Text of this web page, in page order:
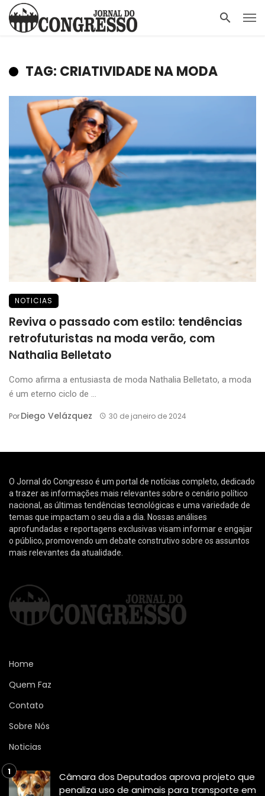
TAG: CRIATIVIDADE NA MODA
NOTICIAS
Reviva o passado com estilo: tendências
retrofuturistas na moda verão, com
Nathalia Belletato
Como afirma a entusiasta de moda Nathalia Belletato, a moda
é um eterno ciclo de ...
PorDiego Velázquez 30 de janeiro de 2024
O Jornal do Congresso é um portal de notícias completo, dedicado
a trazer as informações mais relevantes sobre o cenário político
nacional, as últimas tendências tecnológicas e uma variedade de
temas que impactam o seu dia a dia. Nossas análises
aprofundadas e reportagens exclusivas visam informar e engajar
o público, promovendo um debate construtivo sobre os assuntos
mais relevantes da atualidade.
Home
Quem Faz
Contato
Sobre Nós
Noticias
Câmara dos Deputados aprova projeto que
penaliza uso de animais para transporte em